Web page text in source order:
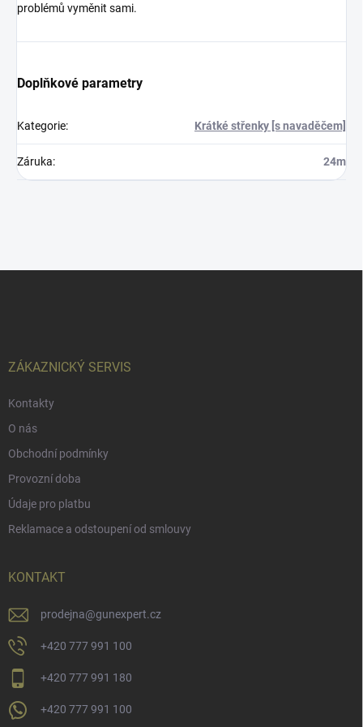
problémů vyměnit sami.
Doplňkové parametry
Kategorie: Krátké střenky [s navaděčem]
Záruka: 24m
ZÁKAZNICKÝ SERVIS
Kontakty
O nás
Obchodní podmínky
Provozní doba
Údaje pro platbu
Reklamace a odstoupení od smlouvy
KONTAKT
prodejna@gunexpert.cz
+420 777 991 100
+420 777 991 180
+420 777 991 100